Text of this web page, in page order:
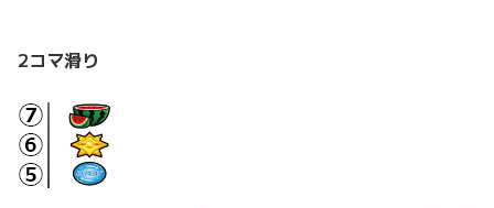
2コマ滑り